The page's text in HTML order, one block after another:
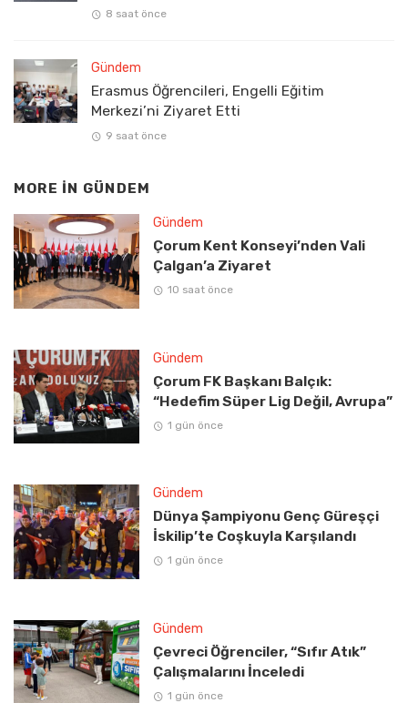
8 saat önce
Gündem
Erasmus Öğrencileri, Engelli Eğitim
Merkezi’ni Ziyaret Etti
9 saat önce
MORE IN GÜNDEM
Gündem
Çorum Kent Konseyi’nden Vali
Çalgan’a Ziyaret
10 saat önce
Gündem
Çorum FK Başkanı Balçık:
“Hedefim Süper Lig Değil, Avrupa”
1 gün önce
Gündem
Dünya Şampiyonu Genç Güreşçi
İskilip’te Coşkuyla Karşılandı
1 gün önce
Gündem
Çevreci Öğrenciler, “Sıfır Atık”
Çalışmalarını İnceledi
1 gün önce